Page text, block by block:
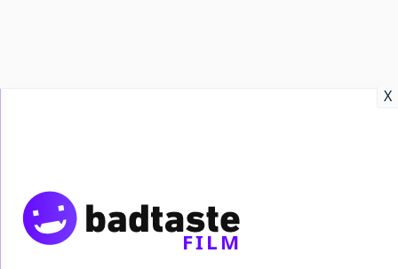
X
FILM